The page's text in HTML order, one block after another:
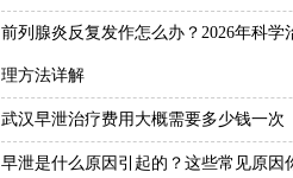
前列腺炎反复发作怎么办？2026年科学
理方法详解
武汉早泄治疗费用大概需要多少钱一次
早泄是什么原因引起的？这些常见原因